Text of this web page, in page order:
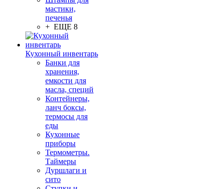
мастики,
печенья
+ ЕЩЕ 8
Кухонный инвентарь
Банки для
хранения,
емкости для
масла, специй
Контейнеры,
ланч боксы,
термосы для
еды
Кухонные
приборы
Термометры.
Таймеры
Дуршлаги и
сито